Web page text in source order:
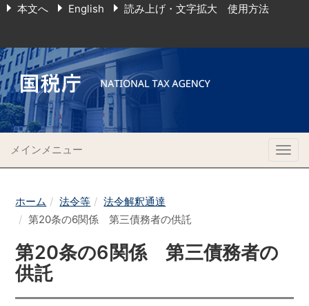
本文へ English 読み上げ・文字拡大 使用方法
メインメニュー
ホーム 法令等
法令解釈通達
第20条の6関係 第三債務者の供託
第20条の6関係 第三債務者の
供託